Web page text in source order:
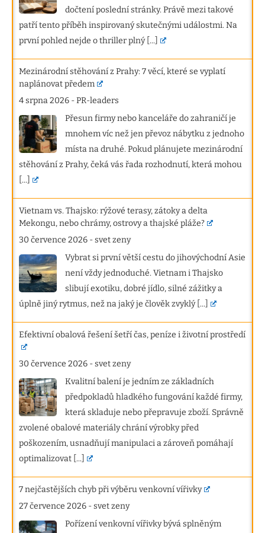
dočtení poslední stránky. Právě mezi takové
patří tento příběh inspirovaný skutečnými událostmi. Na
první pohled nejde o thriller plný [...]
Mezinárodní stěhování z Prahy: 7 věcí, které se vyplatí
naplánovat předem
4 srpna 2026 -PR-leaders
Přesun firmy nebo kanceláře do zahraničí je
mnohem víc než jen převoz nábytku z jednoho
místa na druhé. Pokud plánujete mezinárodní
stěhování z Prahy, čeká vás řada rozhodnutí, která mohou
[...]
Vietnam vs. Thajsko: rýžové terasy, zátoky a delta
Mekongu, nebo chrámy, ostrovy a thajské pláže?
30 července 2026 -svet zeny
Vybrat si první větší cestu do jihovýchodní Asie
není vždy jednoduché. Vietnam i Thajsko
slibují exotiku, dobré jídlo, silné zážitky a
úplně jiný rytmus, než na jaký je člověk zvyklý [...]
Efektivní obalová řešení šetří čas, peníze i životní prostředí
30 července 2026 -svet zeny
Kvalitní balení je jedním ze základních
předpokladů hladkého fungování každé firmy,
která skladuje nebo přepravuje zboží. Správně
zvolené obalové materiály chrání výrobky před
poškozením, usnadňují manipulaci a zároveň pomáhají
optimalizovat [...]
7 nejčastějších chyb při výběru venkovní vířivky
27 července 2026 -svet zeny
Pořízení venkovní vířivky bývá splněným